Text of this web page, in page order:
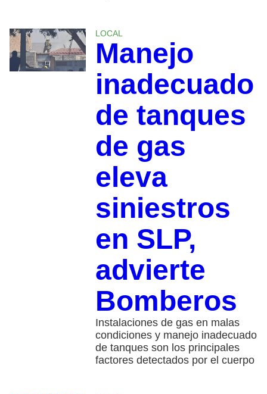
LOCAL
Manejo
inadecuado
de tanques
de gas
eleva
siniestros
en SLP,
advierte
Bomberos
Instalaciones de gas en malas
condiciones y manejo inadecuado
de tanques son los principales
factores detectados por el cuerpo